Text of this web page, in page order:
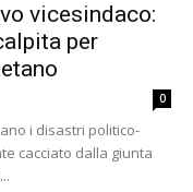
vicesindaco:
per
0
i disastri politico-
cacciato dalla giunta